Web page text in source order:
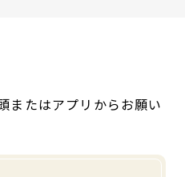
またはアプリからお願い